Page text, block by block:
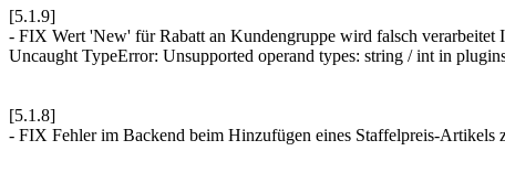
[5.1.9]
- FIX Wert 'New' für Rabatt an Kundengruppe wird falsch verarbeitet
Uncaught TypeError: Unsupported operand types: string / int in
[5.1.8]
- FIX Fehler im Backend beim Hinzufügen eines Staffelpreis-Artikels